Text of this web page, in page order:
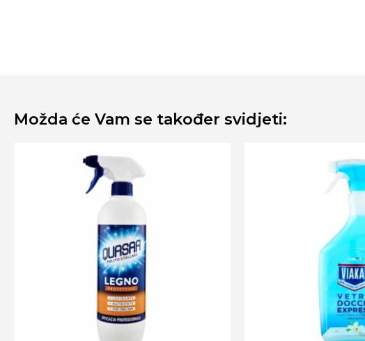
Možda će Vam se također svidjeti: